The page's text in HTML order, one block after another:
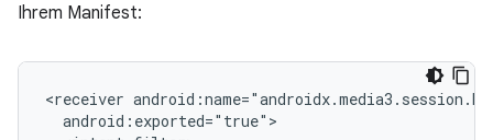
Ihrem Manifest:
<receiver